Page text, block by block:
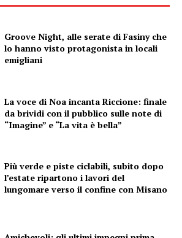
Groove Night, alle serate di Fasiny che
lo hanno visto protagonista in locali
emigliani
La voce di Noa incanta Riccione: finale
da brividi con il pubblico sulle note di
“Imagine” e “La vita è bella”
Più verde e piste ciclabili, subito dopo
l’estate ripartono i lavori del
lungomare verso il confine con Misano